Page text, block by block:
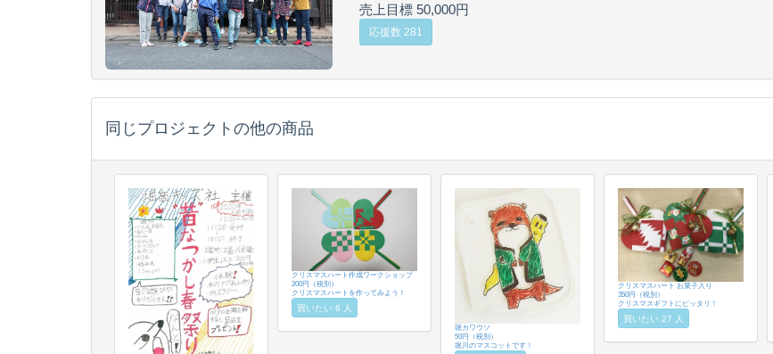
売上目標 50,000円
応援数 281
同じプロジェクトの他の商品
クリスマスハート作成ワークショップ
200円（税別）
クリスマスハートを作ってみよう！
買いたい 6 人
堀カワウソ
50円（税別）
堀川のマスコットです！
クリスマスハート お菓子入り
350円（税別）
クリスマスギフトにピッタリ！
買いたい 27 人